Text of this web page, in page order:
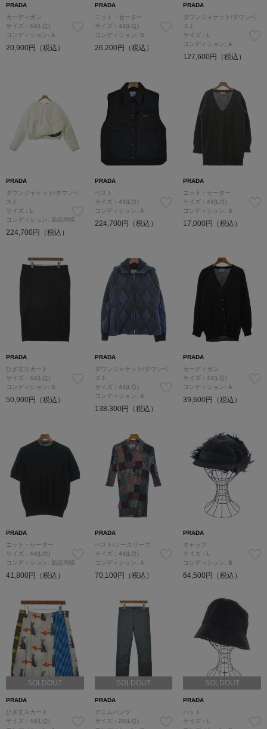
PRADA
カーディガン
サイズ：44(L位)
コンディション: A
20,900円（税込）
PRADA
ニット・セーター
サイズ：44(L位)
コンディション: B
26,200円（税込）
PRADA
ダウンジャケット/ダウンベ
スト
サイズ：L
コンディション: A
127,600円（税込）
PRADA
ダウンジャケット/ダウンベ
スト
サイズ：L
コンディション: 新品同様
224,700円（税込）
PRADA
ベスト
サイズ：44(L位)
コンディション: A
224,700円（税込）
PRADA
ニット・セーター
サイズ：44(L位)
コンディション: B
17,000円（税込）
PRADA
ひざ丈スカート
サイズ：44(L位)
コンディション: B
50,900円（税込）
PRADA
ダウンジャケット/ダウンベ
スト
サイズ：44(L位)
コンディション: A
138,300円（税込）
PRADA
カーディガン
サイズ：44(L位)
コンディション: A
39,600円（税込）
PRADA
ニット・セーター
サイズ：44(L位)
コンディション: 新品同様
41,800円（税込）
PRADA
ベスト/ノースリーブ
サイズ：44(L位)
コンディション: A
70,100円（税込）
PRADA
キャップ
サイズ：L
コンディション: B
64,500円（税込）
SOLDOUT
PRADA
ひざ丈スカート
サイズ：44(L位)
SOLDOUT
PRADA
デニムパンツ
サイズ：29(L位)
SOLDOUT
PRADA
ハット
サイズ：L